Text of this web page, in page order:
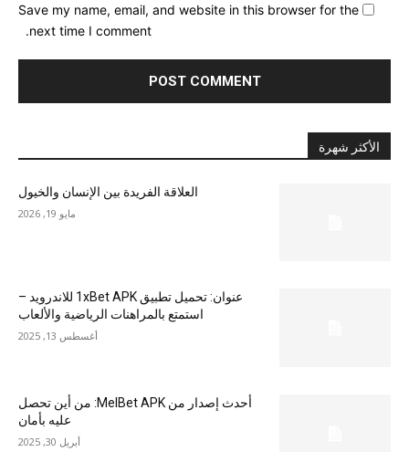
Save my name, email, and website in this browser for the
next time I comment.
الأكثر شهرة
العلاقة الفريدة بين الإنسان والخيول
مايو 19, 2026
عنوان: تحميل تطبيق 1xBet APK للاندرويد –
استمتع بالمراهنات الرياضية والألعاب
أغسطس 13, 2025
أحدث إصدار من MelBet APK: من أين تحصل
عليه بأمان
أبريل 30, 2025